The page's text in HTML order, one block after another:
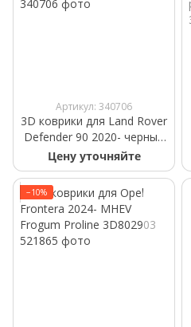
Артикул: 340706
3D коврики для Land Rover
Defender 90 2020- черные
задние WeatherTech
4416295
Цену уточняйте
−10%